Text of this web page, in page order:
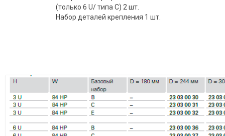
(только 6 U/ типа C) 2 шт.
Набор деталей крепления 1 шт.